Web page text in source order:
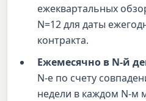
ежеквартальных
N=12 для даты
контракта.
Ежемесячно в N-й
N-е по счету
недели в каждом N-м